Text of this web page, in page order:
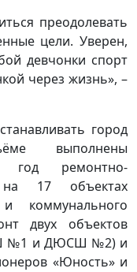
преодолевать
цели. Уверен,
девчонки спорт
через жизнь», –
город
выполнены
год ремонтно-
на 17 объектах
коммунального
двух объектов
№1 и ДЮСШ №2) и
«Юность» и